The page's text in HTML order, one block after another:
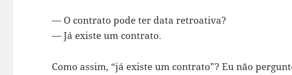
— O contrato pode ter data retroativa?
— Já existe um contrato.
Como assim, “já existe um contrato”? Eu não